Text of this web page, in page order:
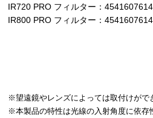
IR720 PRO フィルター：
IR800 PRO フィルター：
※望遠鏡やレンズによっては取付けがで
※本製品の特性は光線の入射角度に依存